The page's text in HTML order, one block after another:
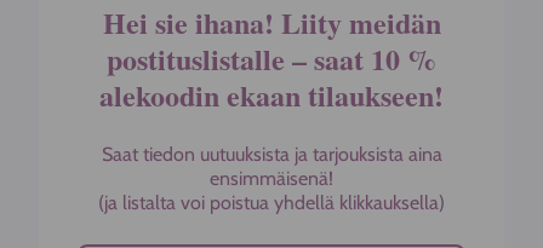
Hei sie ihana! Liity meidän
postituslistalle – saat 10 %
alekoodin ekaan tilaukseen!
Saat tiedon uutuuksista ja tarjouksista aina
ensimmäisenä!
(ja listalta voi poistua yhdellä klikkauksella)